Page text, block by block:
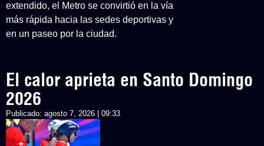
extendido, el Metro se convirtió en la vía
más rápida hacia las sedes deportivas y
en un paseo por la ciudad.
El calor aprieta en Santo Domingo
2026
Publicado: agosto 7, 2026 | 09:33